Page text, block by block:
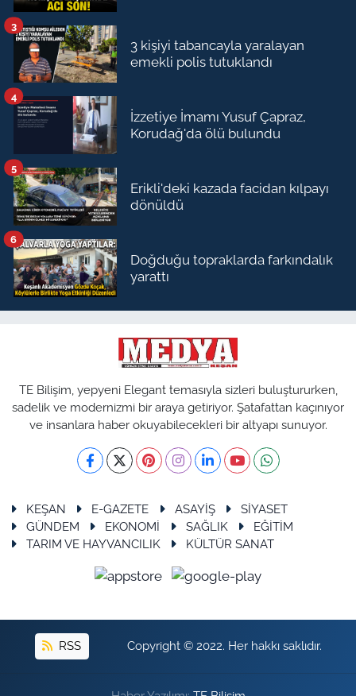
3 kişiyi tabancayla yaralayan
emekli polis tutuklandı
3
İzzetiye İmamı Yusuf Çapraz,
Korudağ'da ölü bulundu
4
Erikli'deki kazada facidan kılpayı
dönüldü
5
Doğduğu topraklarda farkındalık
yarattı
6
TE Bilişim, yepyeni Elegant temasıyla sizleri buluştururken,
sadelik ve modernizmi bir araya getiriyor. Şatafattan kaçınıyor
ve insanlara haber okuyabilecekleri bir altyapı sunuyor.
KEŞAN E-GAZETE ASAYİŞ
SİYASET
GÜNDEM
EKONOMİ SAĞLIK
EĞİTİM
TARIM VE HAYVANCILIK
KÜLTÜR SANAT
RSS Copyright © 2022. Her hakkı saklıdır.